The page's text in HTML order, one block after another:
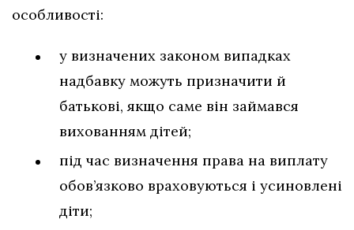
особливості:
у визначених законом випадках
надбавку можуть призначити й
батькові, якщо саме він займався
вихованням дітей;
під час визначення права на виплату
обов’язково враховуються і усиновлені
діти;